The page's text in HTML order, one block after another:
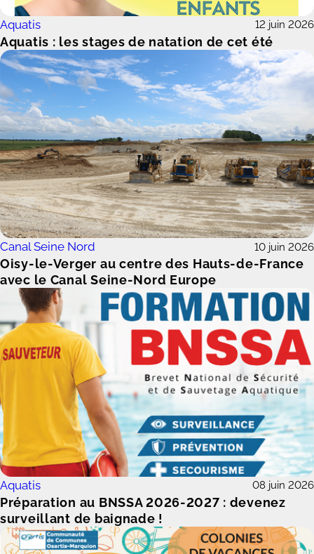
Aquatis : les stages de natation de cet été
Aquatis 12 juin 2026
Oisy-le-Verger au centre des Hauts-de-France
avec le Canal Seine-Nord Europe
Canal Seine Nord 10 juin 2026
Préparation au BNSSA 2026-2027 : devenez
surveillant de baignade !
Aquatis 08 juin 2026